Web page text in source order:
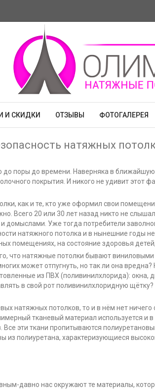
И СКИДКИ ОТЗЫВЫ ФОТОГАЛЕРЕЯ
натяжных
поры до времени. Наверняка в
покрытия. И никого не удивит этот
как и те, кто уже оформил свои
Всего 20 или 30 лет назад никто не
домыслами. Уже тогда потребители
натяжного потолка и в нынешние годы
помещениях, на состояние здоровья
что натяжные потолки бывают
может отпугнуть, но так ли она
из ПВХ (поливинилхлорида):
в свой рот поливинилхлоридную
натяжных потолков, то и в нём нет
тканевый материал используется
эти ткани пропитываются
из полиуретана, характеризующиеся
давно нас окружают те материалы,